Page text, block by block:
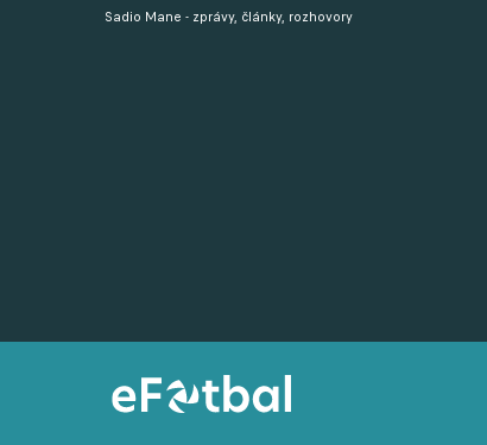
Sadio Mane - zprávy, články, rozhovory